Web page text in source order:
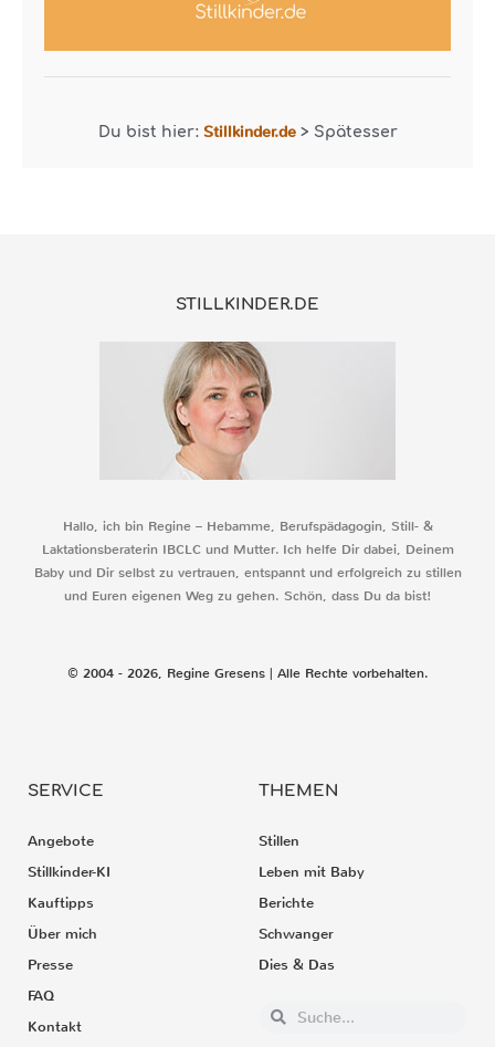
Du bist hier: Stillkinder.de> Spätesser
STILLKINDER.DE
Hallo, ich bin Regine – Hebamme, Berufspädagogin, Still- &
Laktationsberaterin IBCLC und Mutter. Ich helfe Dir dabei, Deinem
Baby und Dir selbst zu vertrauen, entspannt und erfolgreich zu stillen
und Euren eigenen Weg zu gehen. Schön, dass Du da bist!
© 2004 - 2026, Regine Gresens | Alle Rechte vorbehalten.
SERVICE
Angebote
Stillkinder-KI
Kauftipps
Über mich
Presse
FAQ
Kontakt
THEMEN
Stillen
Leben mit Baby
Berichte
Schwanger
Dies & Das